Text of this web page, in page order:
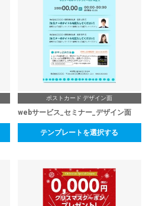
ポストカード デザイン面
webサービス_セミナー_デザイン面
テンプレートを選択する